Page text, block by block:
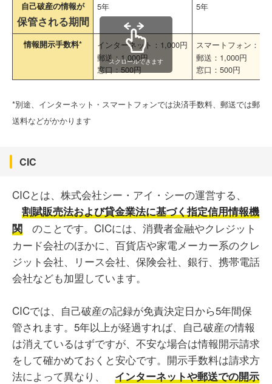
自己破産の情報が
保管される期間
5年 5年
情報開示手数料*
インターネット：1,000円
郵送：1,000円
窓口：500円
スマートフォン：
郵送：1,000円
窓口：500円
スクロールできます
*別途、インターネット・スマートフォンでは決済手数料、郵送では郵
送料などがかかります
CIC
CICとは、株式会社シー・アイ・シーの運営する、
割賦販売法および貸金業法に基づく指定信用情報機
関
のことです。CICには、消費者金融やクレジット
カード会社のほかに、百貨店や家電メーカー系のクレ
ジット会社、リース会社、保険会社、銀行、携帯電話
会社なども加盟しています。
CICでは、自己破産の記録が免責決定日から5年間保
管されます。5年以上が経過すれば、自己破産の情報
は消えているはずですが、不安な場合は情報開示請求
をして確かめておくと安心です。開示手数料は請求方
法によって異なり、
インターネットや郵送での開示